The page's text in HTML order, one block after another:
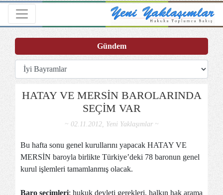
Toggle navigation
HATAY VE MERSİN BAROLARINDA
SEÇİM VAR
~ 02.11.2012, Yeni Yaklaşımlar ~
Bu hafta sonu genel kurullarını yapacak HATAY VE
MERSİN baroyla birlikte Türkiye’deki 78 baronun genel
kurul işlemleri tamamlanmış olacak.
Baro seçimleri; hukuk devleti gerekleri, halkın hak arama
Gündem